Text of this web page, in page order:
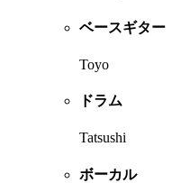
ベースギター
Toyo
ドラム
Tatsushi
ボーカル